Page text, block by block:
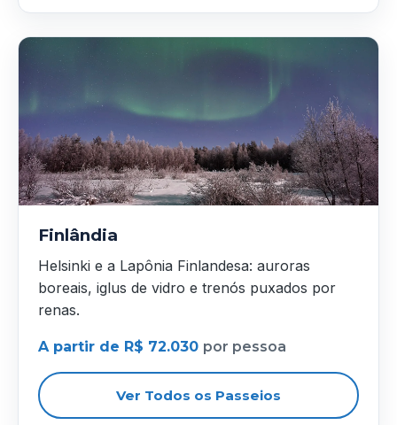
Finlândia
Helsinki e a Lapônia Finlandesa: auroras
boreais, iglus de vidro e trenós puxados por
renas.
A partir de R$ 72.030 por pessoa
Ver Todos os Passeios